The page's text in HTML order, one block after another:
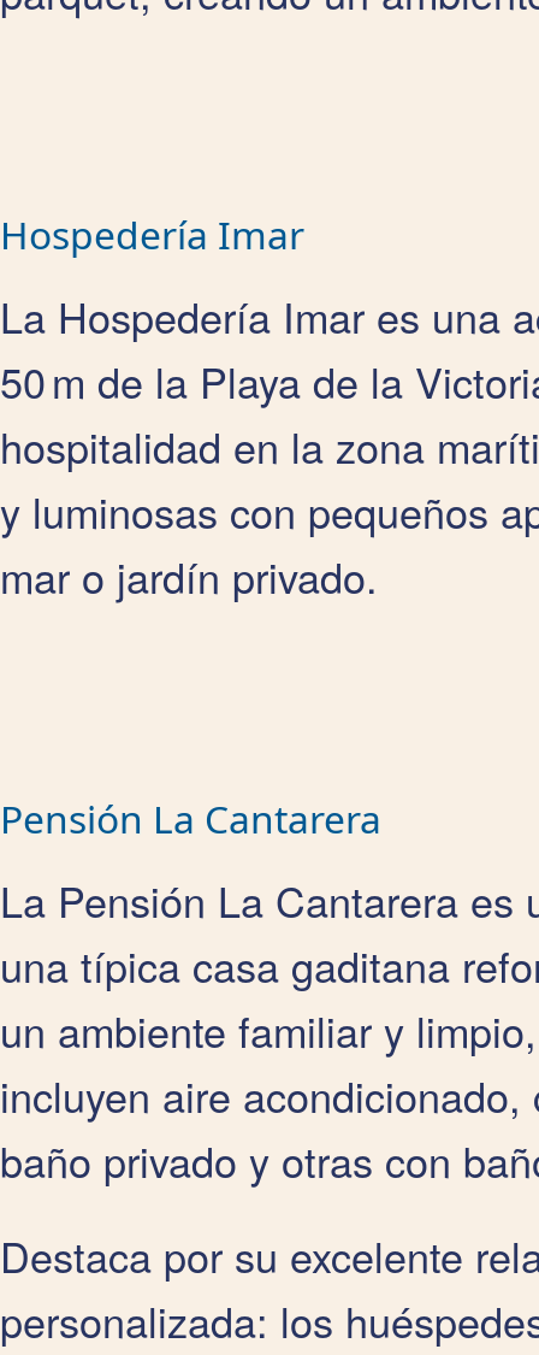
Hospedería Imar
La Hospedería Imar es una
50 m de la Playa de la
hospitalidad en la zona
y luminosas con pequeños
mar o jardín privado.
Pensión La Cantarera
La Pensión La Cantarera es
una típica casa gaditana
un ambiente familiar y
incluyen aire
baño privado y otras con
Destaca por su excelente
personalizada: los